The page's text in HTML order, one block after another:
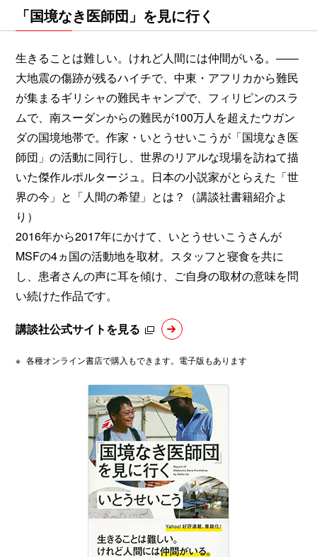
「国境なき医師団」を見に行く
生きることは難しい。けれど人間には仲間がいる。――
大地震の傷跡が残るハイチで、中東・アフリカから難民
が集まるギリシャの難民キャンプで、フィリピンのスラ
ムで、南スーダンからの難民が100万人を超えたウガン
ダの国境地帯で。作家・いとうせいこうが「国境なき医
師団」の活動に同行し、世界のリアルな現場を訪ねて描
いた傑作ルポルタージュ。日本の小説家がとらえた「世
界の今」と「人間の希望」とは？（講談社書籍紹介よ
り）
2016年から2017年にかけて、いとうせいこうさんが
MSFの4ヵ国の活動地を取材。スタッフと寝食を共に
し、患者さんの声に耳を傾け、ご自身の取材の意味を問
い続けた作品です。
講談社公式サイトを見る
※ 各種オンライン書店で購入もできます。電子版もあります